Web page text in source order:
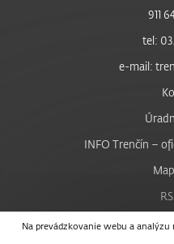
Na prevádzkovanie webu a
911
tel:
e-mail:
INFO Trenčín –